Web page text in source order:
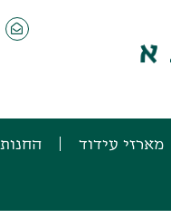
מארזי עידוד החנות